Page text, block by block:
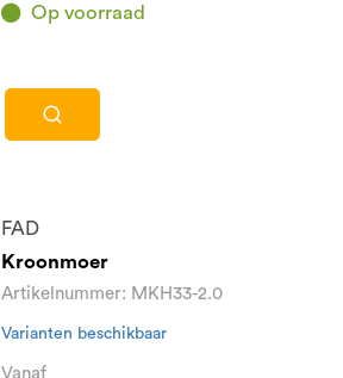
Op voorraad
FAD
Kroonmoer
Artikelnummer: MKH33-2.0
Varianten beschikbaar
Vanaf